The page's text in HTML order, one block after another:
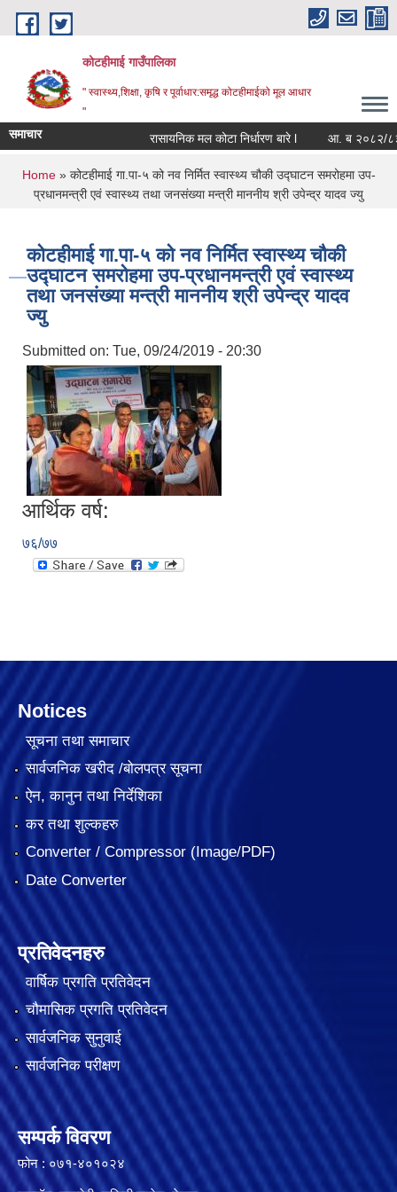
Skip to main content
कोटहीमाई गाउँपालिका
" स्वास्थ्य,शिक्षा, कृषि र पूर्वाधार:समृद्ध कोटहीमाईको मूल आधार
"
समाचार रासायनिक मल कोटा निर्धारण बारे l आ. ब २०८२/८३
You are here
Home» कोटहीमाई गा.पा-५ को नव निर्मित स्वास्थ्य चौकी उद्घाटन समरोहमा उप-
प्रधानमन्त्री एवं स्वास्थ्य तथा जनसंख्या मन्त्री माननीय श्री उपेन्द्र यादव ज्यु
कोटहीमाई गा.पा-५ को नव निर्मित स्वास्थ्य चौकी
उद्घाटन समरोहमा उप-प्रधानमन्त्री एवं स्वास्थ्य
तथा जनसंख्या मन्त्री माननीय श्री उपेन्द्र यादव
ज्यु
Submitted on: Tue, 09/24/2019 - 20:30
आर्थिक वर्ष:
७६/७७
Notices
सूचना तथा समाचार
सार्वजनिक खरीद /बोलपत्र सूचना
ऐन, कानुन तथा निर्देशिका
कर तथा शुल्कहरु
Converter / Compressor (Image/PDF)
Date Converter
प्रतिवेदनहरु
वार्षिक प्रगति प्रतिवेदन
चौमासिक प्रगति प्रतिवेदन
सार्वजनिक सुनुवाई
सार्वजनिक परीक्षण
सम्पर्क विवरण
फोन : ०७१-४०१०२४